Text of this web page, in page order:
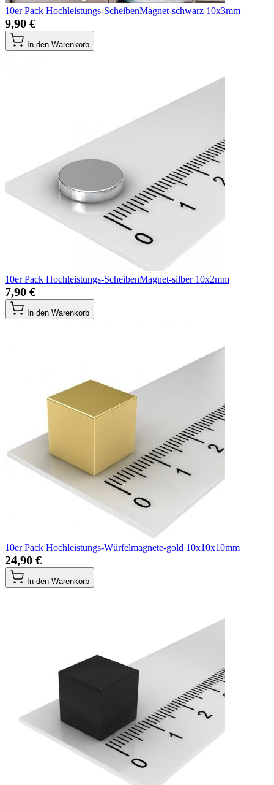
10er Pack Hochleistungs-ScheibenMagnet-schwarz 10x3mm
9,90 €
In den Warenkorb
10er Pack Hochleistungs-ScheibenMagnet-silber 10x2mm
7,90 €
In den Warenkorb
10er Pack Hochleistungs-Würfelmagnete-gold 10x10x10mm
24,90 €
In den Warenkorb